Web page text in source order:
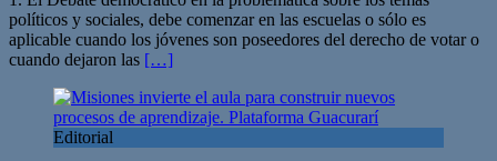
políticos y sociales, debe comenzar en las escuelas o sólo es
aplicable cuando los jóvenes son poseedores del derecho de votar o
cuando dejaron las […]
Editorial